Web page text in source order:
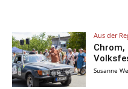
Aus der
Chrom,
Susanne